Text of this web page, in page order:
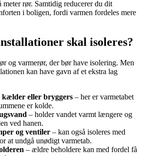
meter rør. Samtidig reducerer du dit
i boligen, fordi varmen fordeles mere
skal isoleres?
og varmerør, der bør have isolering. Men
kan have gavn af et ekstra lag
eller bryggers – her er varmetabet
er kolde.
– holder vandet varmt længere og
ved hanen.
og ventiler – kan også isoleres med
at undgå unødigt varmetab.
– ældre beholdere kan med fordel få